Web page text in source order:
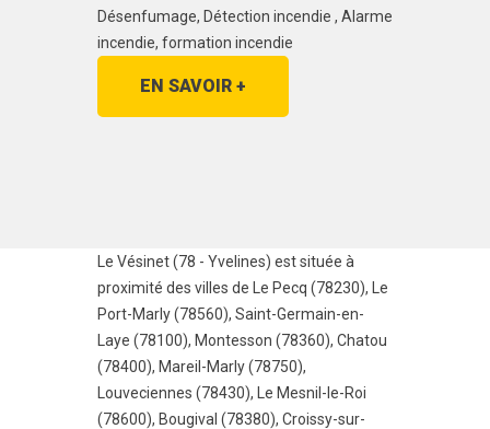
Désenfumage, Détection incendie , Alarme
incendie, formation incendie
EN SAVOIR +
Le Vésinet (78 - Yvelines) est située à
proximité des villes de
Le Pecq (78230),
Le
Port-Marly (78560), Saint-Germain-en-
Laye (78100), Montesson (78360), Chatou
(78400), Mareil-Marly (78750),
Louveciennes (78430),
Le Mesnil-le-Roi
(78600), Bougival (78380), Croissy-sur-